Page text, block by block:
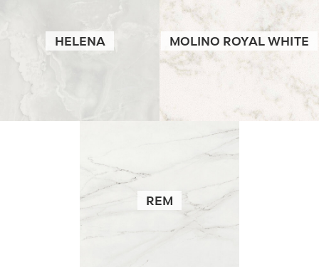
HELENA MOLINO ROYAL WHITE
REM